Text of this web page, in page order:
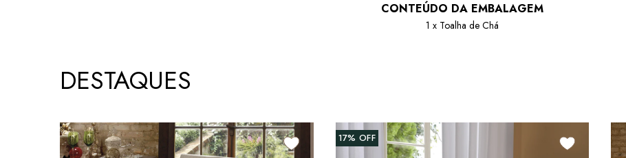
CONTEÚDO DA EMBALAGEM
1 x Toalha de Chá
DESTAQUES
17% OFF